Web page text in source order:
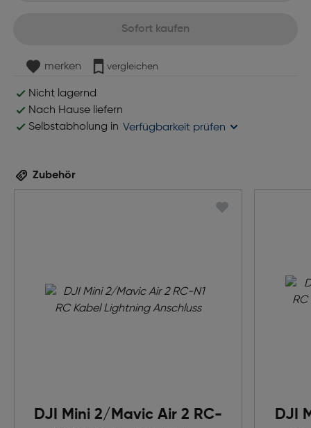
Sofort kaufen
merken vergleichen
Nicht lagernd
Nach Hause liefern
Selbstabholung in Verfügbarkeit prüfen
Zubehör
DJI Mini 2/Mavic Air 2 RC-
DJI